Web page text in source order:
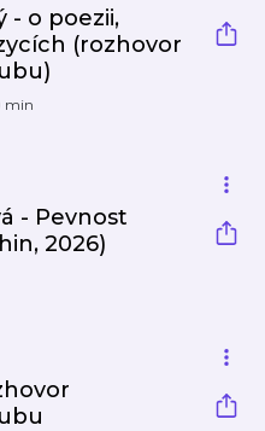
- o poezii,
(rozhovor
min
- Pevnost
2026)